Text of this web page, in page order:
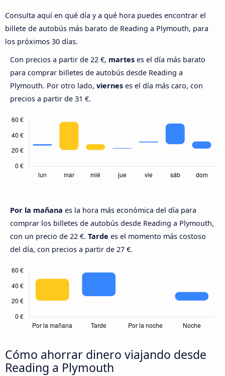
Consulta aquí en qué día y a qué hora puedes encontrar el
billete de autobús más barato de Reading a Plymouth, para
los próximos 30 días.
Con precios a partir de 22 €, martes es el día más barato
para comprar billetes de autobús desde Reading a
Plymouth. Por otro lado, viernes es el día más caro, con
precios a partir de 31 €.
Por la mañana es la hora más económica del día para
comprar los billetes de autobús desde Reading a Plymouth,
con un precio de 22 €. Tarde es el momento más costoso
del día, con precios a partir de 27 €.
Cómo ahorrar dinero viajando desde
Reading a Plymouth